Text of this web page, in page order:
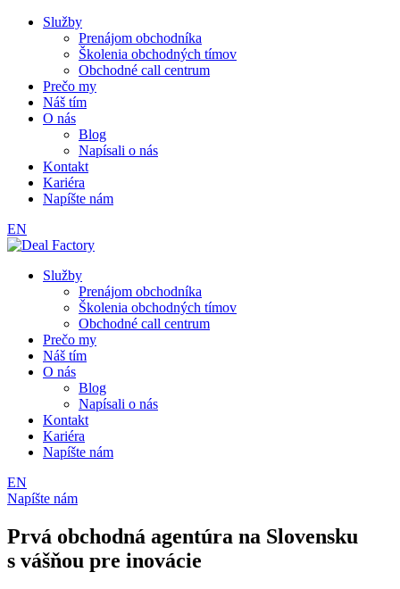
Služby
Prenájom obchodníka
Školenia obchodných tímov
Obchodné call centrum
Prečo my
Náš tím
O nás
Blog
Napísali o nás
Kontakt
Kariéra
Napíšte nám
EN
Služby
Prenájom obchodníka
Školenia obchodných tímov
Obchodné call centrum
Prečo my
Náš tím
O nás
Blog
Napísali o nás
Kontakt
Kariéra
Napíšte nám
EN
Napíšte nám
Prvá obchodná agentúra na Slovensku
s vášňou pre inovácie